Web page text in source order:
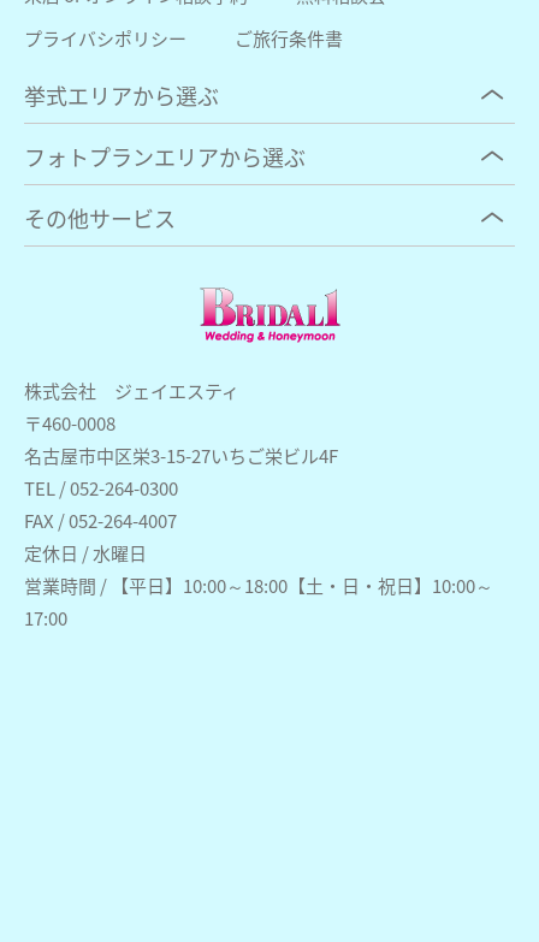
株式会社 ジェイエスティ
〒460-0008
名古屋市中区栄3-15-27いちご栄ビル4F
TEL / 052-264-0300
FAX / 052-264-4007
定休日 / 水曜日
営業時間 / 【平日】10:00～18:00【土・日・祝日】10:00～
17:00
プライバシポリシー
ご旅行条件書
挙式エリアから選ぶ
フォトプランエリアから選ぶ
その他サービス